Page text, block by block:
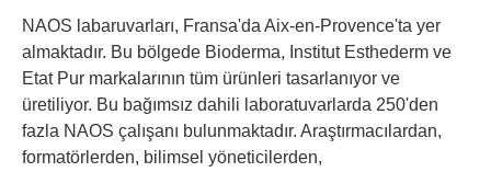
NAOS labaruvarları, Fransa'da Aix-en-Provence'ta yer
almaktadır. Bu bölgede Bioderma, Institut Esthederm ve
Etat Pur markalarının tüm ürünleri tasarlanıyor ve
üretiliyor. Bu bağımsız dahili laboratuvarlarda 250'den
fazla NAOS çalışanı bulunmaktadır. Araştırmacılardan,
formatörlerden, bilimsel yöneticilerden,